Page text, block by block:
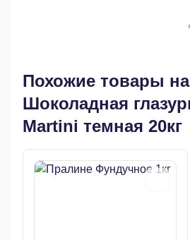
Похожие товары на
Шоколадная
Martini темная 20кг